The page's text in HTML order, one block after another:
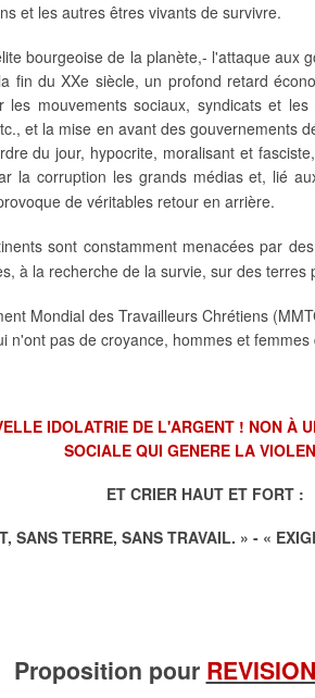
et les autres êtres vivants de survivre.
bourgeoise de la planète,- l'attaque
fin du XXe siècle, un profond retard
mouvements sociaux, syndicats et
et la mise en avant des
du jour, hypocrite, moralisant et
la corruption les grands médias et, lié
de véritables retour en arrière.
sont constamment menacées par
à la recherche de la survie, sur des terres
Mondial des Travailleurs Chrétiens
pas de croyance, hommes et
IDOLATRIE DE L'ARGENT ! NON À
SOCIALE QUI GENERE LA
ET CRIER HAUT ET FORT :
SANS TERRE, SANS TRAVAIL. » - «
Proposition pour